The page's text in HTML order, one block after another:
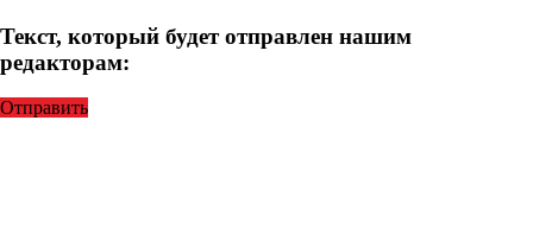
Текст, который будет отправлен нашим
редакторам:
Отправить